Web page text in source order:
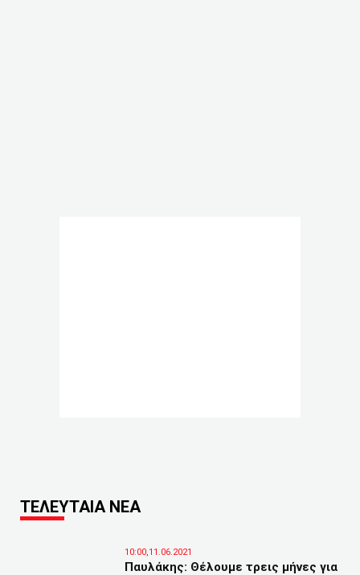
ΤΕΛΕΥΤΑΙΑ ΝΕΑ
10:00,11.06.2021
Παυλάκης: Θέλουμε τρεις μήνες για